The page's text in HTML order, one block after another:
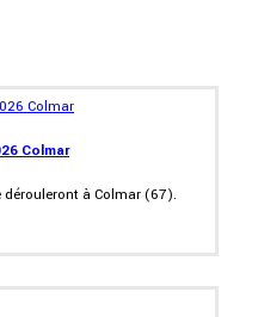
Colmar
à Colmar (67).